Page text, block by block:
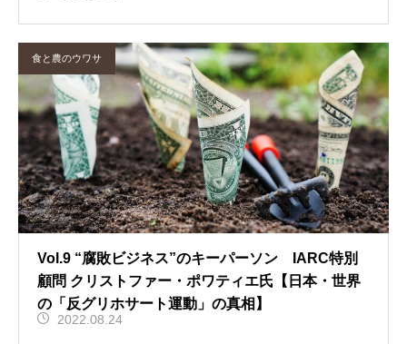
食と農のウワサ
Vol.9 “腐敗ビジネス”のキーパーソン IARC特別
顧問 クリストファー・ポワティエ氏【日本・世界
の「反グリホサート運動」の真相】
2022.08.24